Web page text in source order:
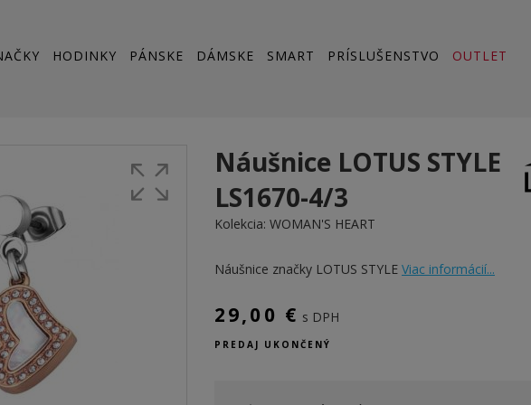
HODINKY PÁNSKE DÁMSKE SMART PRÍSLUŠENSTVO OUTLET
Náušnice LOTUS STYLE
LS1670-4/3
Kolekcia: WOMAN'S HEART
Náušnice značky LOTUS STYLE Viac informácií...
29,00 € s DPH
PREDAJ UKONČENÝ